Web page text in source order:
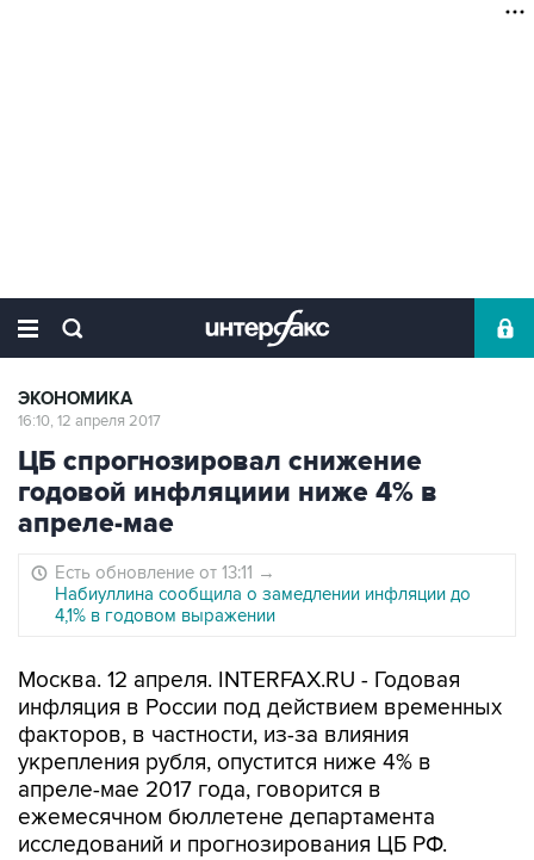
ЭКОНОМИКА
16:10, 12 апреля 2017
ЦБ спрогнозировал снижение
годовой инфляциии ниже 4% в
апреле-мае
Есть обновление от 13:11 →
Набиуллина сообщила о замедлении инфляции до
4,1% в годовом выражении
Москва. 12 апреля. INTERFAX.RU - Годовая
инфляция в России под действием временных
факторов, в частности, из-за влияния
укрепления рубля, опустится ниже 4% в
апреле-мае 2017 года, говорится в
ежемесячном бюллетене департамента
исследований и прогнозирования ЦБ РФ.